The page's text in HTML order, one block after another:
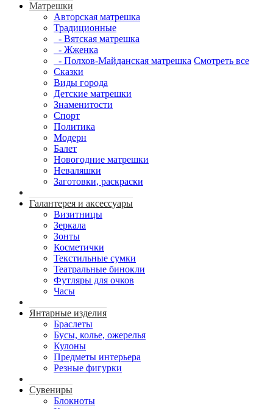
Матрешки
Авторская матрешка
Традиционные
- Вятская матрешка
- Жженка
- Полхов-Майданская матрешка Смотреть все
Сказки
Виды города
Детские матрешки
Знаменитости
Спорт
Политика
Модерн
Балет
Новогодние матрешки
Неваляшки
Заготовки, раскраски
Галантерея и аксессуары
Визитницы
Зеркала
Зонты
Косметички
Текстильные сумки
Театральные бинокли
Футляры для очков
Часы
Янтарные изделия
Браслеты
Бусы, колье, ожерелья
Кулоны
Предметы интерьера
Резные фигурки
Сувениры
Блокноты